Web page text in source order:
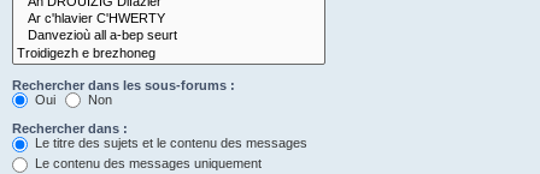
Rechercher dans les sous-forums :
Oui
Non
Rechercher dans :
Le titre des sujets et le contenu des messages
Le contenu des messages uniquement